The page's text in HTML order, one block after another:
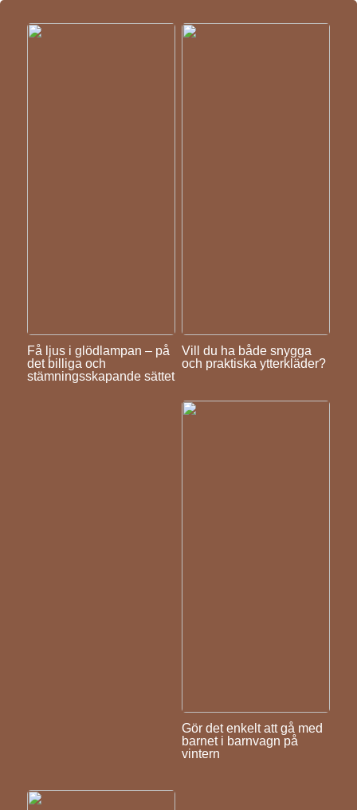
Få ljus i glödlampan – på
det billiga och
stämningsskapande sättet
Vill du ha både snygga
och praktiska ytterkläder?
Gör det enkelt att gå med
barnet i barnvagn på
vintern